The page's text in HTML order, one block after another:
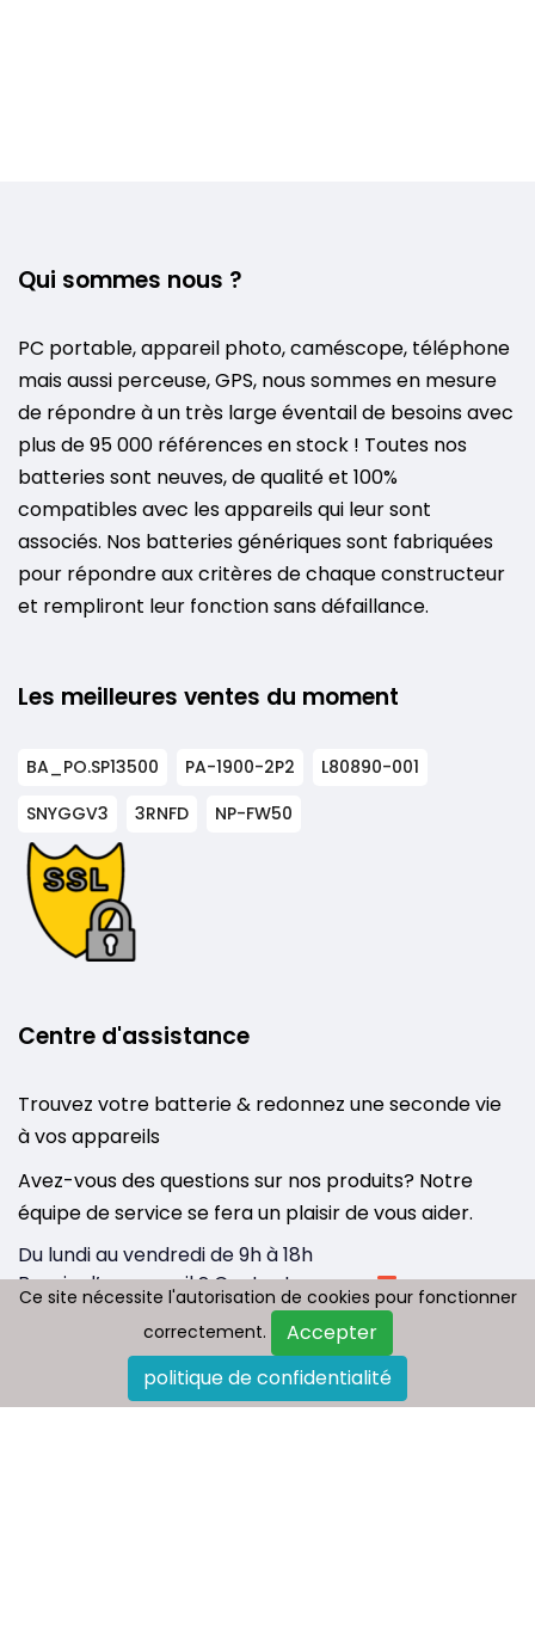
Qui sommes nous ?
PC portable, appareil photo, caméscope, téléphone
mais aussi perceuse, GPS, nous sommes en mesure
de répondre à un très large éventail de besoins avec
plus de 95 000 références en stock ! Toutes nos
batteries sont neuves, de qualité et 100%
compatibles avec les appareils qui leur sont
associés. Nos batteries génériques sont fabriquées
pour répondre aux critères de chaque constructeur
et rempliront leur fonction sans défaillance.
Les meilleures ventes du moment
BA_PO.SP13500 PA-1900-2P2
L80890-001
SNYGGV3
3RNFD NP-FW50
Centre d'assistance
Trouvez votre batterie & redonnez une seconde vie
à vos appareils
Avez-vous des questions sur nos produits? Notre
équipe de service se fera un plaisir de vous aider.
Du lundi au vendredi de 9h à 18h
Besoin d’un conseil ? Contactez-nous :
info@tousbatterie.com
Substack
Ce site nécessite l'autorisation de cookies pour fonctionner
correctement.
Accepter
politique de confidentialité
Ce site nécessite l'autorisation de cookies pour fonctionner
correctement.
Accepter
politique de confidentialité